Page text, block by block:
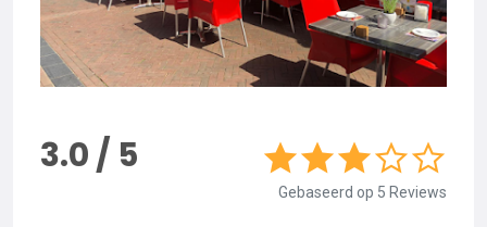
3.0 / 5
Gebaseerd op 5 Reviews